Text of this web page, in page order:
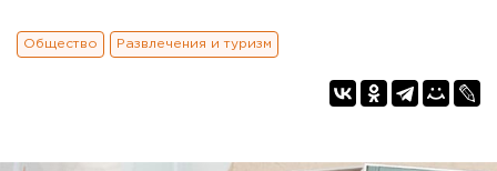
Общество Развлечения и туризм